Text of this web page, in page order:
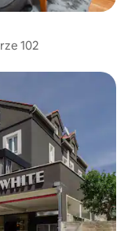
102